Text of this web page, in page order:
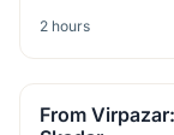
2 hours
From